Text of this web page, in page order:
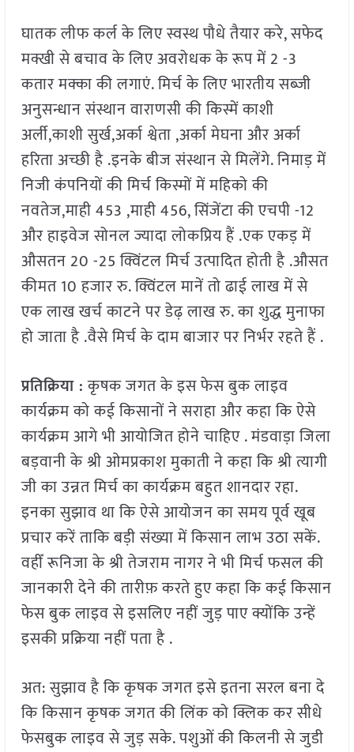
घातक लीफ कर्ल के लिए स्वस्थ पौधे तैयार करे, सफेद
मक्खी से बचाव के लिए अवरोधक के रूप में 2 -3
कतार मक्का की लगाएं. मिर्च के लिए भारतीय सब्जी
अनुसन्धान संस्थान वाराणसी की किस्में काशी
अर्ली,काशी सुर्ख,अर्का श्वेता ,अर्का मेघना और अर्का
हरिता अच्छी है .इनके बीज संस्थान से मिलेंगे. निमाड़ में
निजी कंपनियों की मिर्च किस्मों में महिको की
नवतेज,माही 453 ,माही 456, सिंजेंटा की एचपी -12
और हाइवेज सोनल ज्यादा लोकप्रिय हैं .एक एकड़ में
औसतन 20 -25 क्विंटल मिर्च उत्पादित होती है .औसत
कीमत 10 हजार रु. क्विंटल मानें तो ढाई लाख में से
एक लाख खर्च काटने पर डेढ़ लाख रु. का शुद्ध मुनाफा
हो जाता है .वैसे मिर्च के दाम बाजार पर निर्भर रहते हैं .
प्रतिक्रिया :कृषक जगत के इस फेस बुक लाइव
कार्यक्रम को कई किसानों ने सराहा और कहा कि ऐसे
कार्यक्रम आगे भी आयोजित होने चाहिए . मंडवाड़ा जिला
बड़वानी के श्री ओमप्रकाश मुकाती ने कहा कि श्री त्यागी
जी का उन्नत मिर्च का कार्यक्रम बहुत शानदार रहा.
इनका सुझाव था कि ऐसे आयोजन का समय पूर्व खूब
प्रचार करें ताकि बड़ी संख्या में किसान लाभ उठा सकें.
वहीँ रूनिजा के श्री तेजराम नागर ने भी मिर्च फसल की
जानकारी देने की तारीफ़ करते हुए कहा कि कई किसान
फेस बुक लाइव से इसलिए नहीं जुड़ पाए क्योंकि उन्हें
इसकी प्रक्रिया नहीं पता है .
अत: सुझाव है कि कृषक जगत इसे इतना सरल बना दे
कि किसान कृषक जगत की लिंक को क्लिक कर सीधे
फेसबुक लाइव से जुड़ सके. पशुओं की किलनी से जुडी